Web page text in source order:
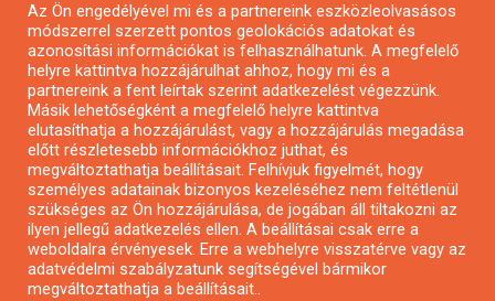
Pályázatok magánszemélyeknek
Pályázatok civil szervezeteknek
Pályázatok vállalkozásoknak
Önkormányzati pályázatok
Mezőgazdasági pályázatok
Falusi turizmus pályázatok
Napelem pályázatok
GINOP pályázatok
Az Ön engedélyével mi és a partnereink eszközleolvasásos
módszerrel szerzett pontos geolokációs adatokat és
azonosítási információkat is felhasználhatunk. A megfelelő
helyre kattintva hozzájárulhat ahhoz, hogy mi és a
partnereink a fent leírtak szerint adatkezelést végezzünk.
Másik lehetőségként a megfelelő helyre kattintva
elutasíthatja a hozzájárulást, vagy a hozzájárulás megadása
előtt részletesebb információkhoz juthat, és
megváltoztathatja beállításait. Felhívjuk figyelmét, hogy
személyes adatainak bizonyos kezeléséhez nem feltétlenül
szükséges az Ön hozzájárulása, de jogában áll tiltakozni az
ilyen jellegű adatkezelés ellen. A beállításai csak erre a
weboldalra érvényesek. Erre a webhelyre visszatérve vagy az
adatvédelmi szabályzatunk segítségével bármikor
megváltoztathatja a beállításait..